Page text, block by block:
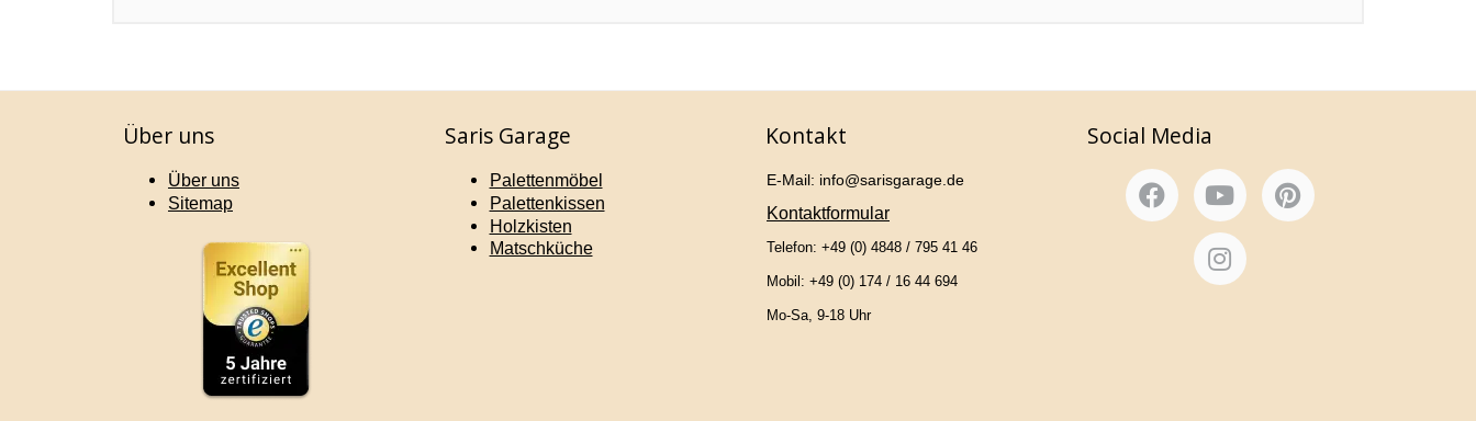
Über uns
Über uns
Sitemap
Saris Garage
Palettenmöbel
Palettenkissen
Holzkisten
Matschküche
Kontakt
E-Mail: info@sarisgarage.de
Kontaktformular
Telefon: +49 (0) 4848 / 795 41 46
Mobil: +49 (0) 174 / 16 44 694
Mo-Sa, 9-18 Uhr
Social Media